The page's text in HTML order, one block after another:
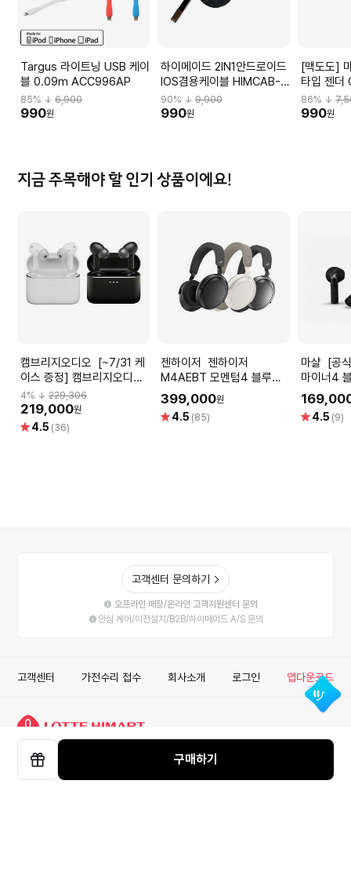
선
구매하기
Targus 라이트닝 USB 케이
블 0.09m ACC996AP
85% ↓ 6,900
990원
하이메이드 2IN1안드로이드
IOS겸용케이블 HIMCAB-
H001
90% ↓9,900
990원
[맥도도]
타입 젠
86% ↓
990원
지금 주목해야 할 인기 상품이에요!
캠브리지오디오 [~7/31 케
이스 증정] 캠브리지오디오
멜로매니아 A100 하이파이
액티브 노이즈캔슬링 무선
블루투스 이어폰
4% ↓ 229,306
219,000원
별 4.5 (36)
젠하이저 젠하이저
M4AEBT 모멘텀4 블루투
스 무선 헤드폰 블랙
399,000원
별 4.5 (85)
마샬 [공식인증점]Marshall
마이너4
MINOR4
별 4.5 (9)
고객센터 문의하기
오프라인 매장/온라인 고객지원센터 문의
안심 케어/이전설치/B2B/하이메이드 A/S 문의
고객센터 가전수리 접수 회사소개 로그인 앱다운로드
롯데하이마트 주식회사